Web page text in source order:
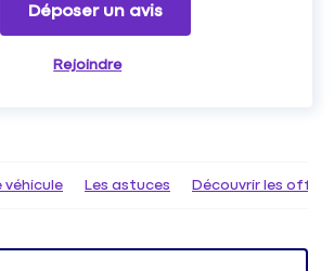
Déposer un avis
Rejoindre
véhicule Les astuces Découvrir les